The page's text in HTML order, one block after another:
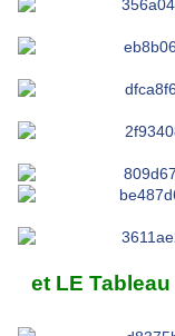
et LE